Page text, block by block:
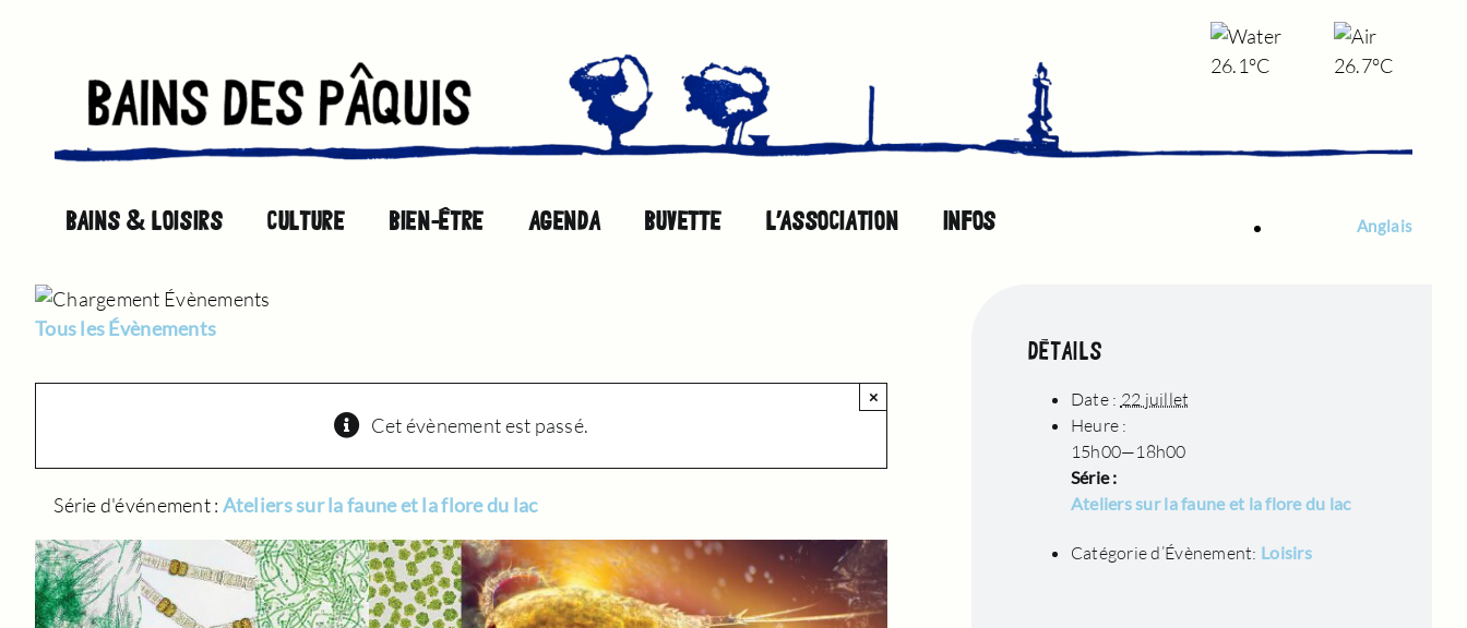
26.1°C 26.7°C
BAINS & LOISIRS CULTURE BIEN-ÊTRE AGENDA BUVETTE L’ASSOCIATION INFOS Anglais
Tous les Évènements
Cet évènement est passé.
×
Série d'événement : Ateliers sur la faune et la flore du lac
DÉTAILS
Date : 22 juillet
Heure :
15h00—18h00
Série :
Ateliers sur la faune et la flore du lac
Catégorie d’Évènement: Loisirs